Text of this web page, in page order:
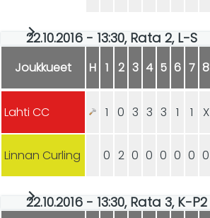
22.10.2016 - 13:30, Rata 2, L-S
Joukkueet H 1 2 3 4 5 6 7 8
Lahti CC 1 0 3 3 3 1 1 X
Linnan Curling 0 2 0 0 0 0 0 0
22.10.2016 - 13:30, Rata 3, K-P2